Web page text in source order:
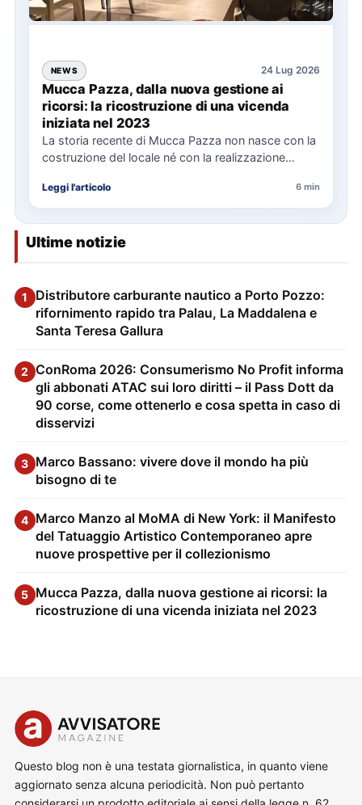
NEWS 24 Lug 2026
Mucca Pazza, dalla nuova gestione ai
ricorsi: la ricostruzione di una vicenda
iniziata nel 2023
La storia recente di Mucca Pazza non nasce con la
costruzione del locale né con la realizzazione
Leggi l'articolo 6 min
Ultime notizie
1
Distributore carburante nautico a Porto Pozzo:
rifornimento rapido tra Palau, La Maddalena e
Santa Teresa Gallura
2 ConRoma 2026: Consumerismo No Profit informa
gli abbonati ATAC sui loro diritti – il Pass Dott da
90 corse, come ottenerlo e cosa spetta in caso di
disservizi
3 Marco Bassano: vivere dove il mondo ha più
bisogno di te
4 Marco Manzo al MoMA di New York: il Manifesto
del Tatuaggio Artistico Contemporaneo apre
nuove prospettive per il collezionismo
5 Mucca Pazza, dalla nuova gestione ai ricorsi: la
ricostruzione di una vicenda iniziata nel 2023
Questo blog non è una testata giornalistica, in quanto viene
aggiornato senza alcuna periodicità. Non può pertanto